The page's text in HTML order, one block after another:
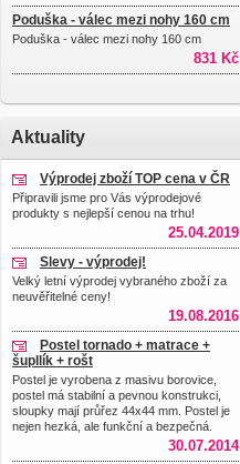
Poduška - válec mezi nohy 160 cm
Poduška - válec mezi nohy 160 cm
831 Kč
Aktuality
Výprodej zboží TOP cena v ČR
Připravili jsme pro Vás výprodejové
produkty s nejlepší cenou na trhu!
25.04.2019
Slevy - výprodej!
Velký letní výprodej vybraného zboží za
neuvěřitelné ceny!
19.08.2016
Postel tornado + matrace +
šupllík + rošt
Postel je vyrobena z masivu borovice,
postel má stabilní a pevnou konstrukci,
sloupky mají průřez 44x44 mm. Postel je
nejen hezká, ale funkční a bezpečná.
30.07.2014